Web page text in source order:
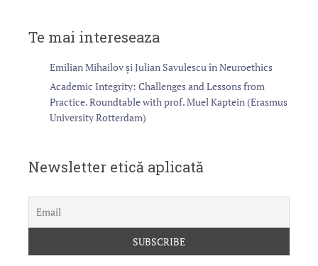
Te mai intereseaza
Emilian Mihailov și Julian Savulescu în Neuroethics
Academic Integrity: Challenges and Lessons from
Practice. Roundtable with prof. Muel Kaptein (Erasmus
University Rotterdam)
Newsletter etică aplicată